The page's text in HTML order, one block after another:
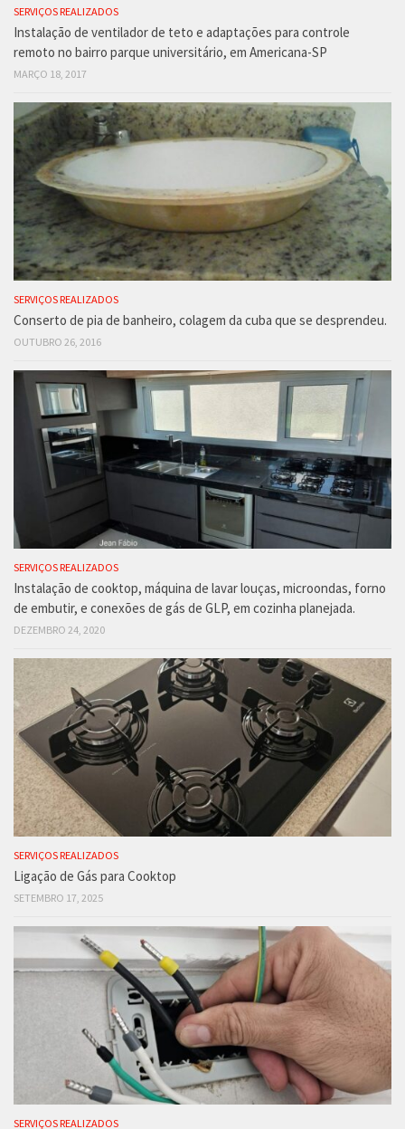
SERVIÇOS REALIZADOS
Instalação de ventilador de teto e adaptações para controle
remoto no bairro parque universitário, em Americana-SP
MARÇO 18, 2017
SERVIÇOS REALIZADOS
Conserto de pia de banheiro, colagem da cuba que se desprendeu.
OUTUBRO 26, 2016
SERVIÇOS REALIZADOS
Instalação de cooktop, máquina de lavar louças, microondas, forno
de embutir, e conexões de gás de GLP, em cozinha planejada.
DEZEMBRO 24, 2020
SERVIÇOS REALIZADOS
Ligação de Gás para Cooktop
SETEMBRO 17, 2025
SERVIÇOS REALIZADOS